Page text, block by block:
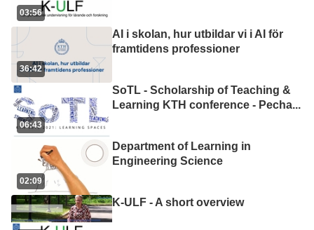
03:56
36:42
AI i skolan, hur utbildar vi i AI för
framtidens professioner
06:43
SoTL - Scholarship of Teaching &
Learning KTH conference - Pecha...
02:09
Department of Learning in
Engineering Science
K-ULF - A short overview